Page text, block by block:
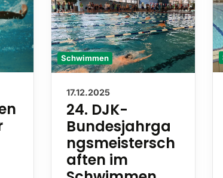
Schwimmen
17.12.2025
24. DJK-
Bundesjahrga
ngsmeistersch
aften im